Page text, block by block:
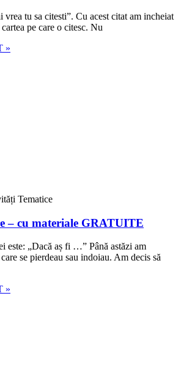
vrea tu sa citesti”. Cu acest citat am incheiat
pe care o citesc. Nu
»
Tematice
– cu materiale GRATUITE
este: „Dacă aș fi …” Până astăzi am
se pierdeau sau indoiau. Am decis să
»